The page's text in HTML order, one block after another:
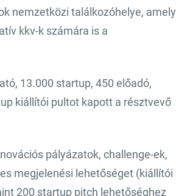
nemzetközi találkozóhelye, amely
kkv-k számára is a
13.000 startup, 450 előadó,
kiállítói pultot kapott a résztvevő
pályázatok, challenge-ek,
megjelenési lehetőséget (kiállítói
200 startup pitch lehetőséghez